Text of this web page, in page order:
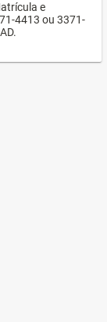
e
4413 ou 3371-